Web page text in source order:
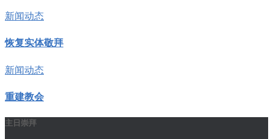
新闻动态
恢复实体敬拜
新闻动态
重建教会
主日崇拜